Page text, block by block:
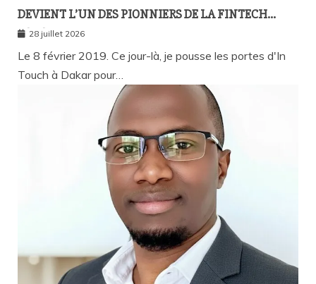
DEVIENT L’UN DES PIONNIERS DE LA FINTECH
SÉNÉGALAISE ?
28 juillet 2026
Le 8 février 2019. Ce jour-là, je pousse les portes d'In
Touch à Dakar pour…